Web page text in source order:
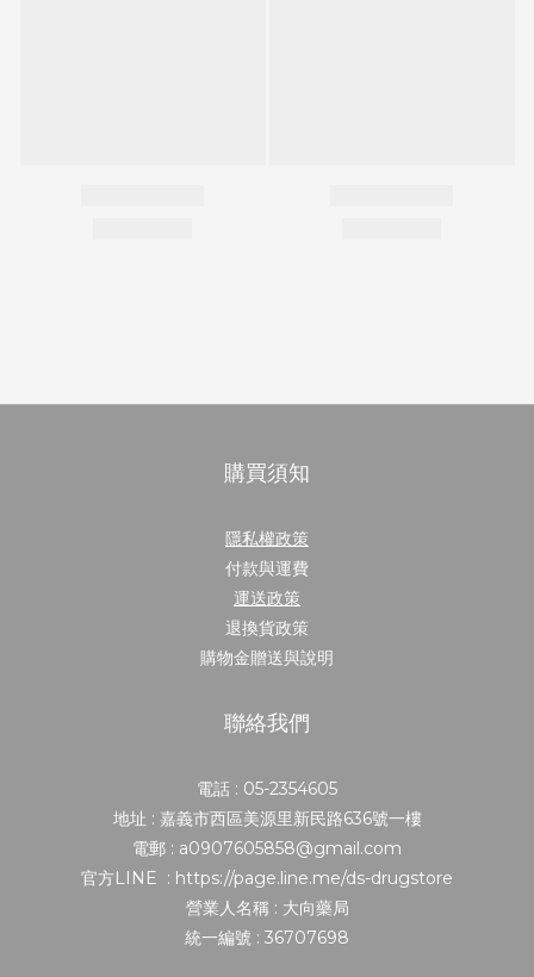
購買須知
隱私權政策
付款與運費
運送政策
退換貨政策
購物金贈送與說明
聯絡我們
電話 : 05-2354605
地址 : 嘉義市西區美源里新民路636號一樓
電郵 : a0907605858@gmail.com
官方LINE : https://page.line.me/ds-drugstore
營業人名稱 : 大向藥局
統一編號 : 36707698